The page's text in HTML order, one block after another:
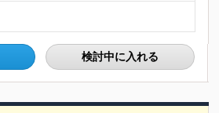
検討中に入れる